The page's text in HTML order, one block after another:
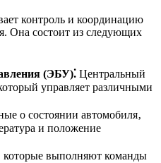
контроль и координацию
Она состоит из следующих
(ЭБУ)⁚ Центральный
управляет различными
о состоянии автомобиля‚
и положение
которые выполняют команды